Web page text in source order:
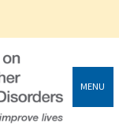
MENU